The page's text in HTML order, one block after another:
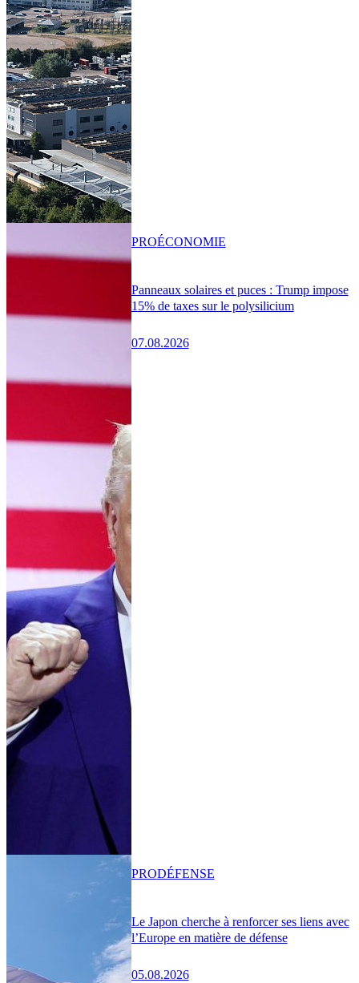
Panneaux solaires et puces : Trump impose
15% de taxes sur le polysilicium
07.08.2026
PROÉCONOMIE
Le Japon cherche à renforcer ses liens avec
l’Europe en matière de défense
05.08.2026
PRODÉFENSE